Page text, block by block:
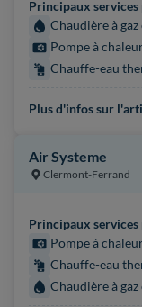
Principaux services
Chaudière à
Pompe à
Chauffe-eau
Plus d'infos sur
Air Systeme
Clermont-Ferrand
Principaux services
Pompe à
Chauffe-eau
Chaudière à